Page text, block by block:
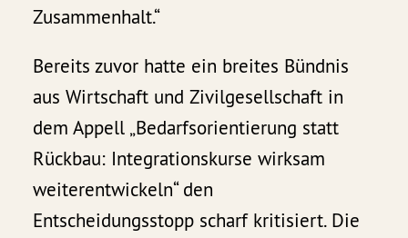
Zusammenhalt.“
Bereits zuvor hatte ein breites Bündnis
aus Wirtschaft und Zivilgesellschaft in
dem Appell „Bedarfsorientierung statt
Rückbau: Integrationskurse wirksam
weiterentwickeln“ den
Entscheidungsstopp scharf kritisiert. Die